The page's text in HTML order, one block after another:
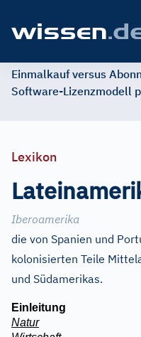
Einmalkauf versus
Software-Lizenzmodell
Lexikon
Iberoamerika
die von Spanien und
kolonisierten Teile
und Südamerikas.
Einleitung
Natur